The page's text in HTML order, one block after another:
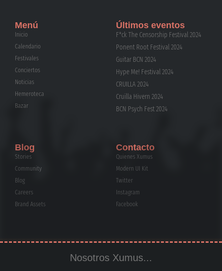
Menú
Inicio
Calendario
Festivales
Conciertos
Noticias
Hemeroteca
Bazar
Últimos eventos
F*ck The Censorship Festival 2024
Ponent Root Festival 2024
Guitar BCN 2024
Hype Me! Festival 2024
CRUÏLLA 2024
Cruïlla Hivern 2024
BCN Psych Fest 2024
Blog
Stories
Community
Blog
Careers
Brand Assets
Contacto
Quienes Xumus
Modern UI Kit
Twitter
Instagram
Facebook
Nosotros Xumus...